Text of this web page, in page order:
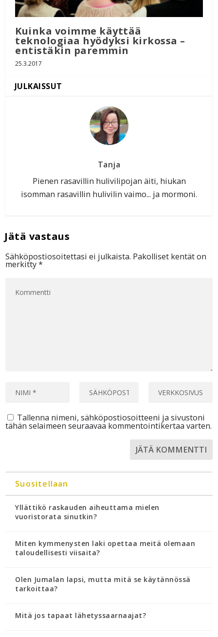
Kuinka voimme käyttää
teknologiaa hyödyksi kirkossa –
entistäkin paremmin
25.3.2017
Tanja
Pienen rasavillin hulivilipojan äiti, hiukan
isomman rasavillin hulivilin vaimo... ja mormoni.
Sähköpostiosoitettasi ei julkaista. Pakolliset kentät on
merkitty*
Tallenna nimeni, sähköpostiosoitteeni ja sivustoni
tähän selaimeen seuraavaa kommentointikertaa varten.
Suositellaan
Yllättikö raskauden aiheuttama mielen
vuoristorata sinutkin?
Miten kymmenysten laki opettaa meitä olemaan
taloudellisesti viisaita?
Olen Jumalan lapsi, mutta mitä se käytännössä
tarkoittaa?
Mitä jos tapaat lähetyssaarnaajat?